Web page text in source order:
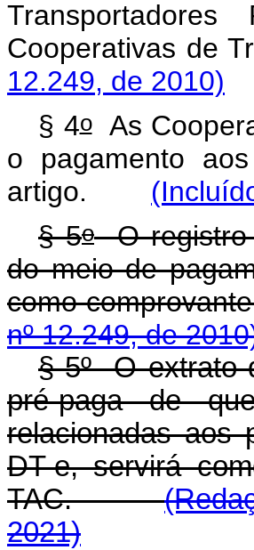
Cooperativas
12.249, de 2010)
§ 4oAs
o pagamento
artigo.
§ 5oO registro
do meio de
como
nº 12.249, de
§ 5º O extrato
pré-paga de
relacionadas aos
DT-e, servirá
TAC.
2021)